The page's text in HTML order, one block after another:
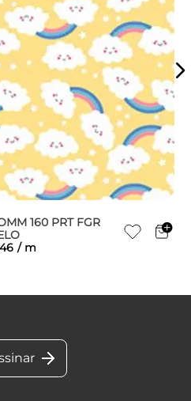
160 PRT FGR
46 / m